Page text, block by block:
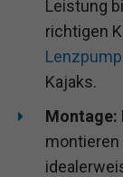
Leistung
richtigen
Kajaks.
Montage:
montieren